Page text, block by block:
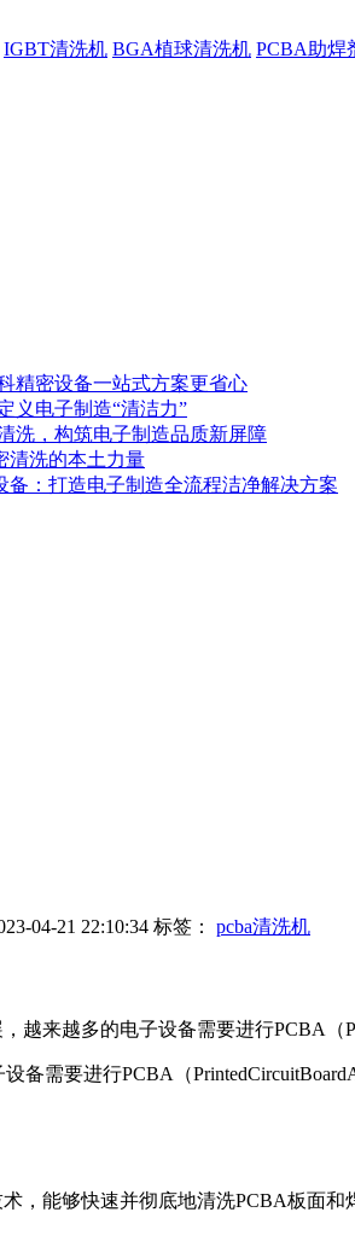
IGBT清洗机 BGA植球清洗机 PCBA助焊
精密设备一站式方案更省心
义电子制造“清洁力”
洗，构筑电子制造品质新屏障
清洗的本土力量
：打造电子制造全流程洁净解决方案
04-21 22:10:34 标签： pcba清洗机
越来越多的电子设备需要进行PCBA（
备需要进行PCBA（
，能够快速并彻底地清洗PCBA板面